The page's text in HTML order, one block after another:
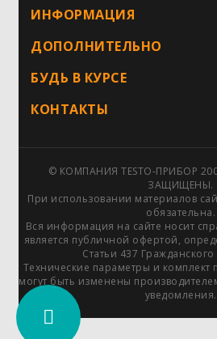
ИНФОРМАЦИЯ
ДОПОЛНИТЕЛЬНО
БУДЬ В КУРСЕ
КОНТАКТЫ
© КОМПАНИЯ TESTO-ПРИБОР
ЗАЩИЩЕНЫ.
При использовании материалов
обязательна.
Вся информация на сайте носит
является публичной офертой,
Статьи 437
Технические параметры и комплект
могут быть изменены
уведомления.